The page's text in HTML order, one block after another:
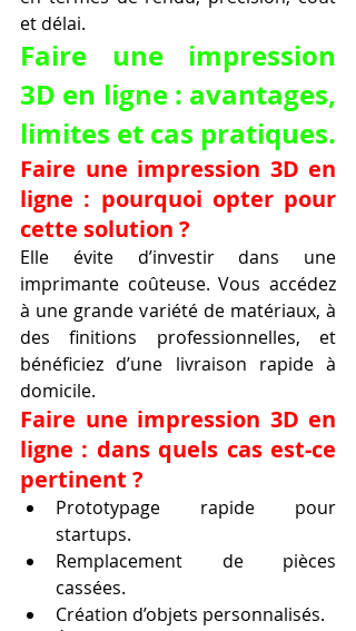
et délai.
Faire une impression
3D en ligne : avantages,
limites et cas pratiques.
Faire une impression 3D en
ligne : pourquoi opter pour
cette solution ?
Elle évite d’investir dans une
imprimante coûteuse. Vous accédez
à une grande variété de matériaux, à
des finitions professionnelles, et
bénéficiez d’une livraison rapide à
domicile.
Faire une impression 3D en
ligne : dans quels cas est-ce
pertinent ?
Prototypage rapide pour
startups.
Remplacement de pièces
cassées.
Création d’objets personnalisés.